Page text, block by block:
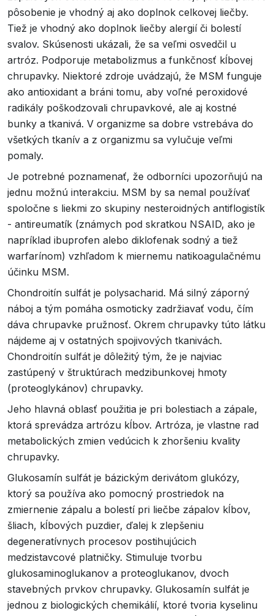
pôsobenie je vhodný aj ako doplnok celkovej liečby.
Tiež je vhodný ako doplnok liečby alergií či bolestí
svalov. Skúsenosti ukázali, že sa veľmi osvedčil u
artróz. Podporuje metabolizmus a funkčnosť kĺbovej
chrupavky. Niektoré zdroje uvádzajú, že MSM funguje
ako antioxidant a bráni tomu, aby voľné peroxidové
radikály poškodzovali chrupavkové, ale aj kostné
bunky a tkanivá. V organizme sa dobre vstrebáva do
všetkých tkanív a z organizmu sa vylučuje veľmi
pomaly.
Je potrebné poznamenať, že odborníci upozorňujú na
jednu možnú interakciu. MSM by sa nemal používať
spoločne s liekmi zo skupiny nesteroidných antiflogistík
- antireumatík (známych pod skratkou NSAID, ako je
napríklad ibuprofen alebo diklofenak sodný a tiež
warfarínom) vzhľadom k miernemu natikoagulačnému
účinku MSM.
Chondroitín sulfát je polysacharid. Má silný záporný
náboj a tým pomáha osmoticky zadržiavať vodu, čím
dáva chrupavke pružnosť. Okrem chrupavky túto látku
nájdeme aj v ostatných spojivových tkanivách.
Chondroitín sulfát je dôležitý tým, že je najviac
zastúpený v štruktúrach medzibunkovej hmoty
(proteoglykánov) chrupavky.
Jeho hlavná oblasť použitia je pri bolestiach a zápale,
ktorá sprevádza artrózu kĺbov. Artróza, je vlastne rad
metabolických zmien vedúcich k zhoršeniu kvality
chrupavky.
Glukosamín sulfát je bázickým derivátom glukózy,
ktorý sa používa ako pomocný prostriedok na
zmiernenie zápalu a bolestí pri liečbe zápalov kĺbov,
šliach, kĺbových puzdier, ďalej k zlepšeniu
degeneratívnych procesov postihujúcich
medzistavcové platničky. Stimuluje tvorbu
glukosaminoglukanov a proteoglukanov, dvoch
stavebných prvkov chrupavky. Glukosamín sulfát je
jednou z biologických chemikálií, ktoré tvoria kyselinu